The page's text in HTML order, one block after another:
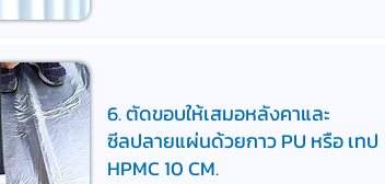
6. ตัดขอบให้เสมอหลังคาและ
ซีลปลายแผ่นด้วยกาว PU หรือ เทป
HPMC 10 CM.